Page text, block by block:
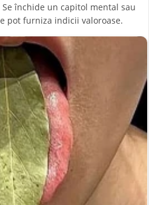
închide un capitol mental sau
pot furniza indicii valoroase.